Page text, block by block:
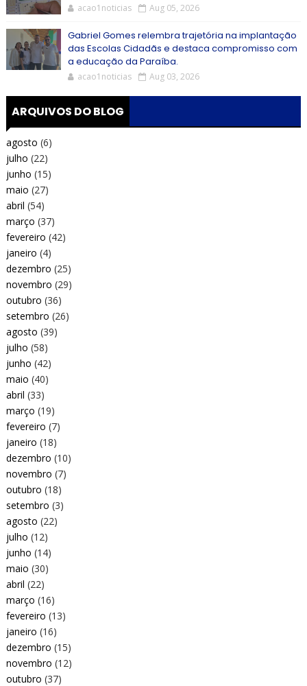
acao1noticias Aug 05, 2026
Gabriel Gomes relembra trajetória na implantação
das Escolas Cidadãs e destaca compromisso com
a educação da Paraíba.
acao1noticias Aug 03, 2026
ARQUIVOS DO BLOG
agosto (6)
julho (22)
junho (15)
maio (27)
abril (54)
março (37)
fevereiro (42)
janeiro (4)
dezembro (25)
novembro (29)
outubro (36)
setembro (26)
agosto (39)
julho (58)
junho (42)
maio (40)
abril (33)
março (19)
fevereiro (7)
janeiro (18)
dezembro (10)
novembro (7)
outubro (18)
setembro (3)
agosto (22)
julho (12)
junho (14)
maio (30)
abril (22)
março (16)
fevereiro (13)
janeiro (16)
dezembro (15)
novembro (12)
outubro (37)